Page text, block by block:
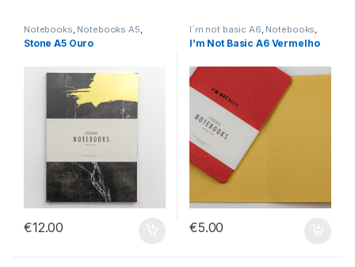
Notebooks Notebooks A5
Stone A5
Stone A5 Ouro
€12.00
I´m not basic A6 Notebooks
Notebooks A6
I’m Not Basic A6 Vermelho
€5.00